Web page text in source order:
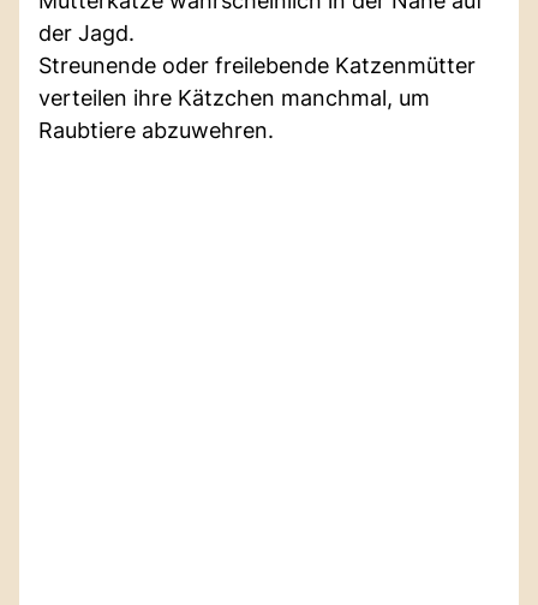
der Jagd.
Streunende oder freilebende Katzenmütter
verteilen ihre Kätzchen manchmal, um
Raubtiere abzuwehren.